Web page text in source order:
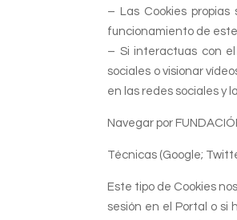
– Las Cookies
funcionamiento de
– Si interactuas con el
sociales o visionar
en las redes sociales y
Navegar por
Técnicas (Google;
Este tipo de Cookies
sesión en el Portal o si